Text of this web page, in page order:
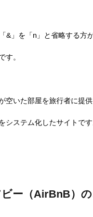
&」を「n」と省略する方
す。
空いた部屋を旅行者に提供
システム化したサイトです
ー（AirBnB）の